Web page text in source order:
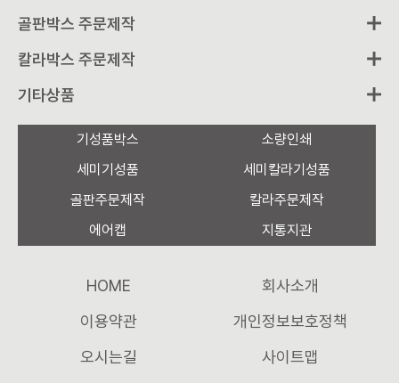
골판박스 주문제작
칼라박스 주문제작
기타상품
기성품박스
소량인쇄
세미기성품
세미칼라기성품
골판주문제작
칼라주문제작
에어캡
지통지관
HOME
회사소개
이용약관
개인정보보호정책
오시는길
사이트맵